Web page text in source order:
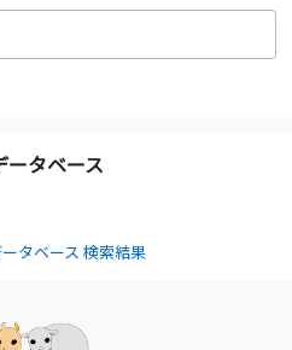
タベース
タベース 検索結果